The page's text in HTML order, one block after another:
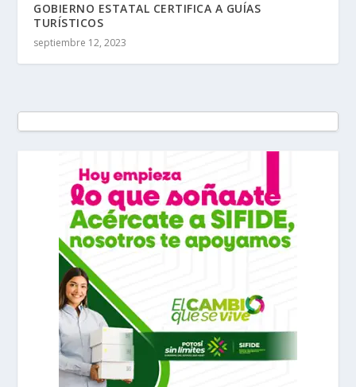
GOBIERNO ESTATAL CERTIFICA A GUÍAS
TURÍSTICOS
septiembre 12, 2023